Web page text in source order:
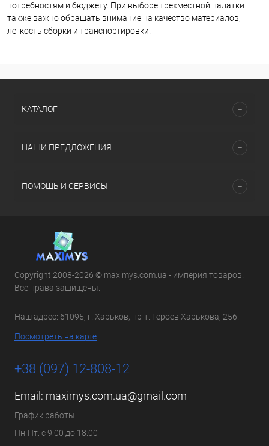
потребностям и бюджету. При выборе трехместной палатки
также важно обращать внимание на качество материалов,
легкость сборки и транспортировки.
КАТАЛОГ
НАШИ ПРЕДЛОЖЕНИЯ
ПОМОЩЬ И СЕРВИСЫ
Copyright 2008-2026 © maximys.com.ua - империя товаров.
Все права защищены.
Наш адрес: 61095, г. Харьков, пр-т. Героев Харькова, 256.
Посмотреть на карте
+38 (097) 12-808-12
Email: maximys.com.ua@gmail.com
График работы
Пн-Пт: с 9:00 до 18:00